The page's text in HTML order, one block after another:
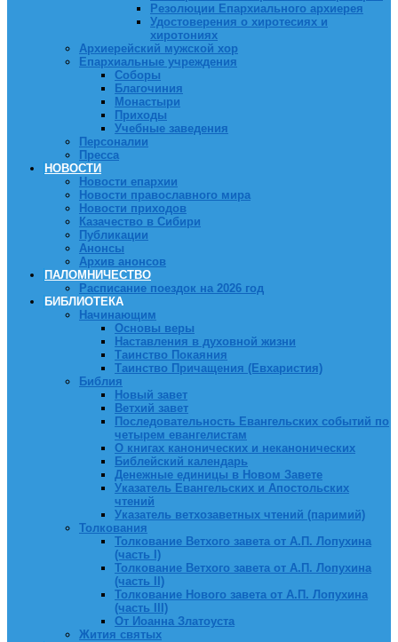
Резолюции Епархиального архиерея
Удостоверения о хиротесиях и
хиротониях
Архиерейский мужской хор
Епархиальные учреждения
Соборы
Благочиния
Монастыри
Приходы
Учебные заведения
Персоналии
Пресса
НОВОСТИ
Новости епархии
Новости православного мира
Новости приходов
Казачество в Сибири
Публикации
Анонсы
Архив анонсов
ПАЛОМНИЧЕСТВО
Расписание поездок на 2026 год
БИБЛИОТЕКА
Начинающим
Основы веры
Наставления в духовной жизни
Таинство Покаяния
Таинство Причащения (Евхаристия)
Библия
Новый завет
Ветхий завет
Последовательность Евангельских событий по
четырем евангелистам
О книгах канонических и неканонических
Библейский календарь
Денежные единицы в Новом Завете
Указатель Евангельских и Апостольских
чтений
Указатель ветхозаветных чтений (паримий)
Толкования
Толкование Ветхого завета от А.П. Лопухина
(часть I)
Толкование Ветхого завета от А.П. Лопухина
(часть II)
Толкование Нового завета от А.П. Лопухина
(часть III)
От Иоанна Златоуста
Жития святых